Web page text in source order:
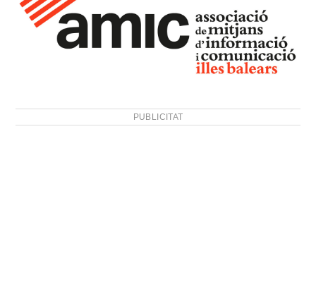
PUBLICITAT